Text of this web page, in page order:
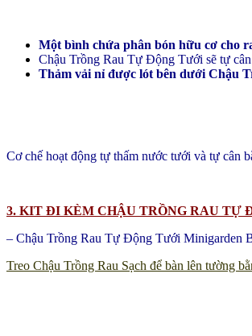
Một bình chứa phân bón hữu cơ cho
Chậu Trồng Rau Tự Động Tưới sẽ tự
Thảm vải nỉ được lót bên dưới Chậu
Cơ chế hoạt động tự thấm nước tưới và tự cân
3. KIT ĐI KÈM CHẬU TRỒNG RAU TỰ
– Chậu Trồng Rau Tự Động Tưới Minigarden
Treo Chậu Trồng Rau Sạch để bàn lên tường